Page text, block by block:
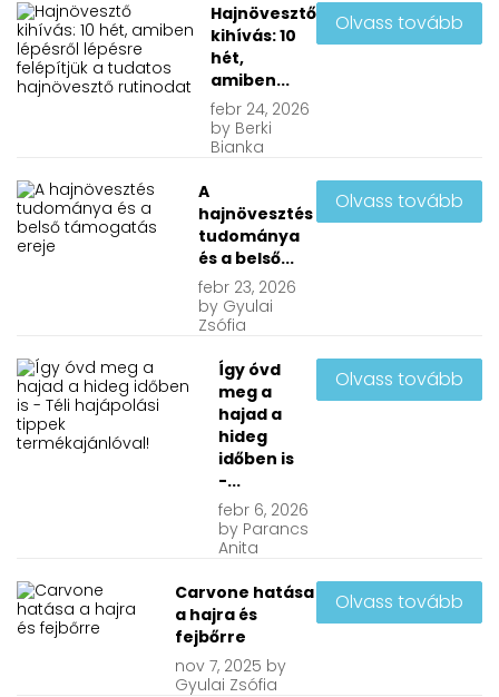
Hajnövesztő
kihívás: 10
hét,
amiben...
febr 24, 2026
by Berki
Bianka
Olvass tovább
A
hajnövesztés
tudománya
és a belső...
febr 23, 2026
by Gyulai
Zsófia
Olvass tovább
Így óvd
meg a
hajad a
hideg
időben is
-...
febr 6, 2026
by Parancs
Anita
Olvass tovább
Carvone hatása
a hajra és
fejbőrre
nov 7, 2025 by
Gyulai Zsófia
Olvass tovább